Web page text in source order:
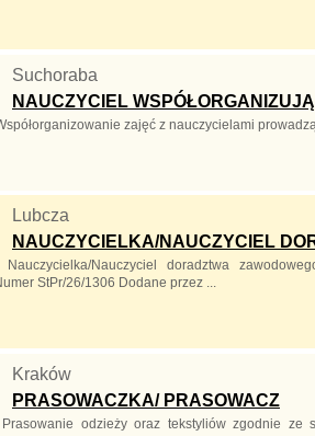
Suchoraba
NAUCZYCIEL
zajęć z nauczycielami
Lubcza
NAUCZYCIELKA/NAUCZYCIEL
Nauczyciel doradztwa
StPr/26/1306 Dodane przez ...
Kraków
PRASOWACZKA/ PRASOWACZ
odzieży oraz tekstyliów zgodnie ze